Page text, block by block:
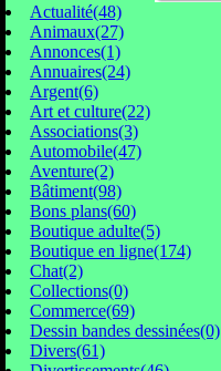
Actualité(48)
Animaux(27)
Annonces(1)
Annuaires(24)
Argent(6)
Art et culture(22)
Associations(3)
Automobile(47)
Aventure(2)
Bâtiment(98)
Bons plans(60)
Boutique adulte(5)
Boutique en ligne(174)
Chat(2)
Collections(0)
Commerce(69)
Dessin bandes dessinées(0)
Divers(61)